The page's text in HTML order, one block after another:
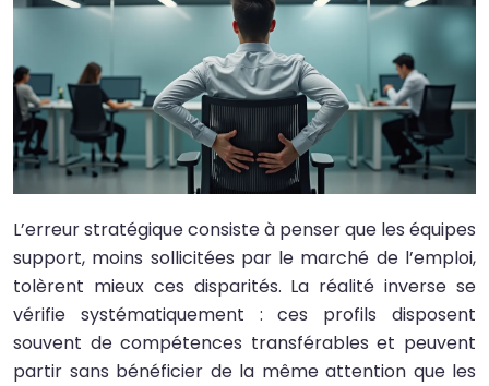
L’erreur stratégique consiste à penser que les équipes
support, moins sollicitées par le marché de l’emploi,
tolèrent mieux ces disparités. La réalité inverse se
vérifie systématiquement : ces profils disposent
souvent de compétences transférables et peuvent
partir sans bénéficier de la même attention que les